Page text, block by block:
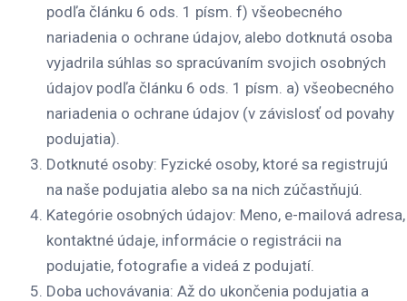
podľa článku 6 ods. 1 písm. f) všeobecného
nariadenia o ochrane údajov, alebo dotknutá osoba
vyjadrila súhlas so spracúvaním svojich osobných
údajov podľa článku 6 ods. 1 písm. a) všeobecného
nariadenia o ochrane údajov (v závislosť od povahy
podujatia).
Dotknuté osoby: Fyzické osoby, ktoré sa registrujú
na naše podujatia alebo sa na nich zúčastňujú.
Kategórie osobných údajov: Meno, e-mailová adresa,
kontaktné údaje, informácie o registrácii na
podujatie, fotografie a videá z podujatí.
Doba uchovávania: Až do ukončenia podujatia a